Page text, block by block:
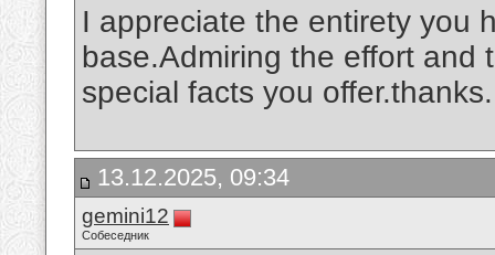
I appreciate the entirety you
base.Admiring the effort and
special facts you
13.12.2025, 09:34
gemini12
Собеседник